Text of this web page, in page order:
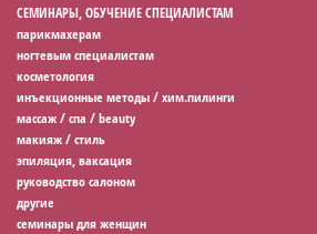
СЕМИНАРЫ, ОБУЧЕНИЕ СПЕЦИАЛИСТАМ
парикмахерам
ногтевым специалистам
косметология
инъекционные методы / хим.пилинги
массаж / спа / beauty
макияж / стиль
эпиляция, ваксация
руководство салоном
другие
семинары для женщин